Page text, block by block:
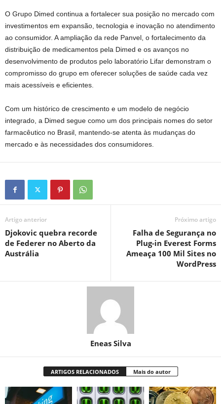
O Grupo Dimed continua a fortalecer sua posição no mercado com
investimentos em expansão, tecnologia e inovação no atendimento
ao consumidor. A ampliação da rede Panvel, o fortalecimento da
distribuição de medicamentos pela Dimed e os avanços no
desenvolvimento de produtos pelo laboratório Lifar demonstram o
compromisso do grupo em oferecer soluções de saúde cada vez
mais acessíveis e eficientes.
Com um histórico de crescimento e um modelo de negócio
integrado, a Dimed segue como um dos principais nomes do setor
farmacêutico no Brasil, mantendo-se atenta às mudanças do
mercado e às necessidades dos consumidores.
Artigo anterior
Djokovic quebra recorde
de Federer no Aberto da
Austrália
Próximo artigo
Falha de Segurança no
Plug-in Everest Forms
Ameaça 100 Mil Sites no
WordPress
Eneas Silva
ARTIGOS RELACIONADOS Mais do autor